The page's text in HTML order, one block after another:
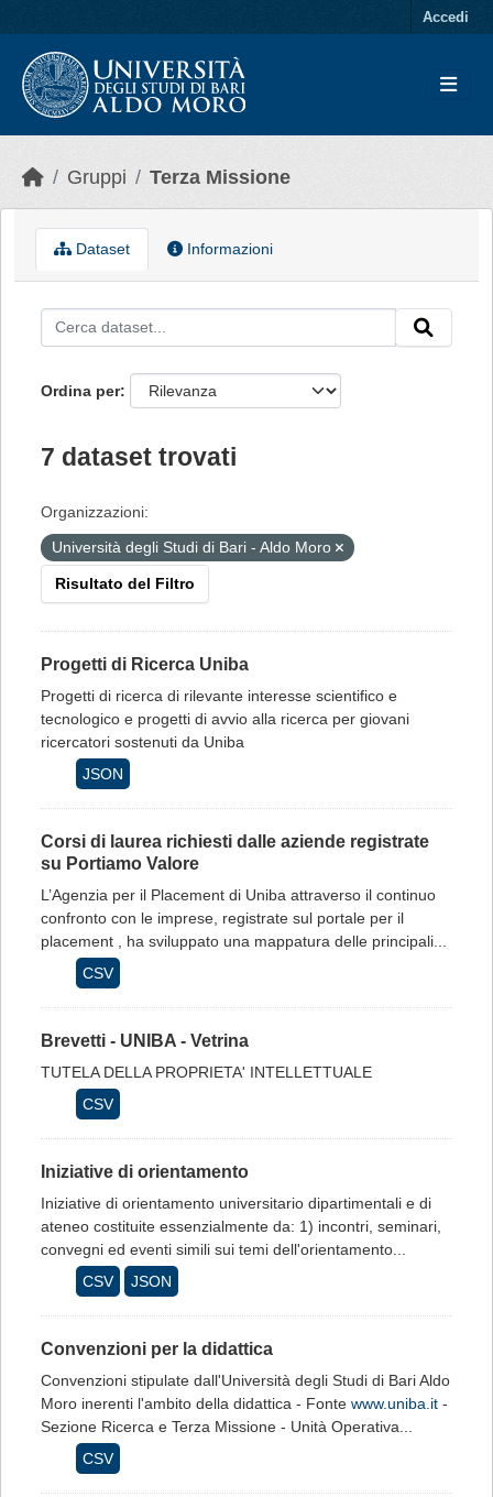
Accedi
Gruppi Terza Missione
Dataset Informazioni
Ordina per
7 dataset trovati
Organizzazioni:
Università degli Studi di Bari - Aldo Moro
Risultato del Filtro
Progetti di Ricerca Uniba
Progetti di ricerca di rilevante interesse scientifico e
tecnologico e progetti di avvio alla ricerca per giovani
ricercatori sostenuti da Uniba
JSON
Corsi di laurea richiesti dalle aziende registrate
su Portiamo Valore
L’Agenzia per il Placement di Uniba attraverso il continuo
confronto con le imprese, registrate sul portale per il
placement , ha sviluppato una mappatura delle principali...
CSV
Brevetti - UNIBA - Vetrina
TUTELA DELLA PROPRIETA' INTELLETTUALE
CSV
Iniziative di orientamento
Iniziative di orientamento universitario dipartimentali e di
ateneo costituite essenzialmente da: 1) incontri, seminari,
convegni ed eventi simili sui temi dell'orientamento...
CSV
JSON
Convenzioni per la didattica
Convenzioni stipulate dall'Università degli Studi di Bari Aldo
Moro inerenti l'ambito della didattica - Fonte www.uniba.it -
Sezione Ricerca e Terza Missione - Unità Operativa...
CSV